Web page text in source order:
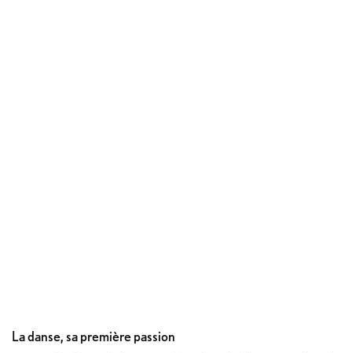
La danse, sa première passion